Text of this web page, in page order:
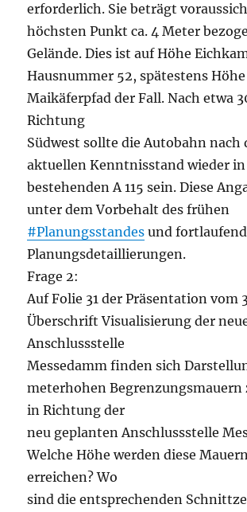
erforderlich. Sie beträgt
höchsten Punkt ca. 4 Meter
Gelände. Dies ist auf Höhe
Hausnummer 52, spätestens Höhe
Maikäferpfad der Fall. Nach etwa
Richtung
Südwest sollte die Autobahn nach
aktuellen Kenntnisstand wieder in
bestehenden A 115 sein. Diese
unter dem Vorbehalt des frühen
#Planungsstandes und
Planungsdetaillierungen.
Frage 2:
Auf Folie 31 der Präsentation vom
Überschrift Visualisierung der
Anschlussstelle
Messedamm finden sich
meterhohen Begrenzungsmauern
in Richtung der
neu geplanten Anschlussstelle
Welche Höhe werden diese
erreichen? Wo
sind die entsprechenden